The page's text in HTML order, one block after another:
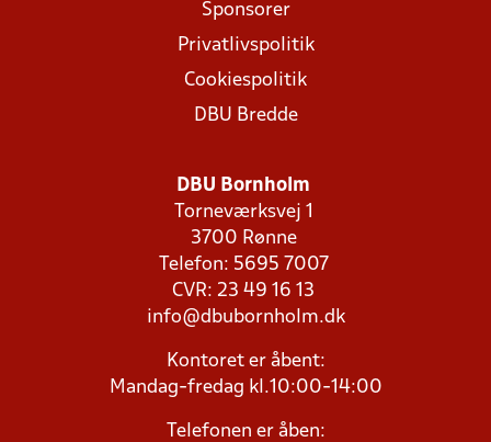
Sponsorer
Privatlivspolitik
Cookiespolitik
DBU Bredde
DBU Bornholm
Torneværksvej 1
3700 Rønne
Telefon: 5695 7007
CVR: 23 49 16 13
info@dbubornholm.dk
Kontoret er åbent:
Mandag-fredag kl.10:00-14:00
Telefonen er åben: